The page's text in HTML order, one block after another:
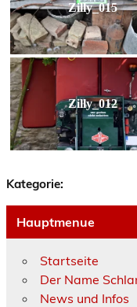
Zilly_015
Zilly_012
Kategorie:
Hauptmenue
Startseite
Der Name
News und Infos